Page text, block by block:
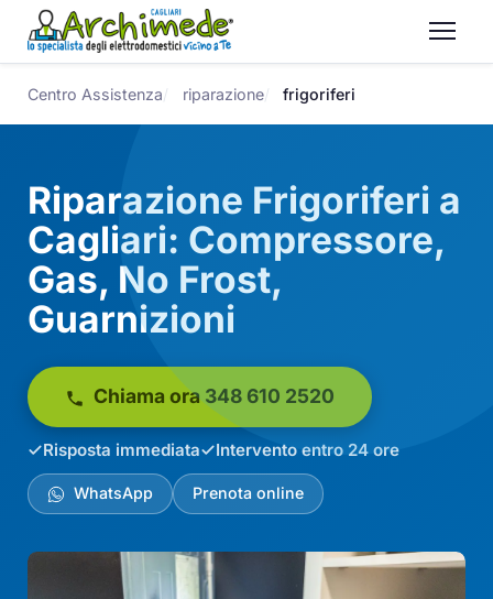
Centro Assistenza riparazione frigoriferi
Riparazione Frigoriferi a
Cagliari: Compressore,
Gas, No Frost,
Guarnizioni
Chiama ora 348 610 2520
Risposta immediata Intervento entro 24 ore
WhatsApp Prenota online